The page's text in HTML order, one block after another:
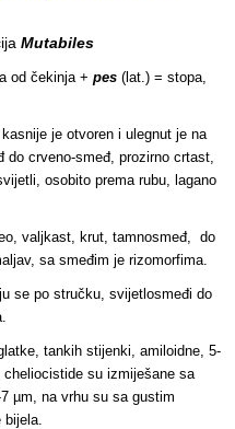
Mutabiles
od čekinja + pes (lat.) = stopa,
je otvoren i ulegnut je na
do crveno-smeđ, prozirno crtast,
osobito prema rubu, lagano
valjkast, krut, tamnosmeđ, do
sa smeđim je rizomorfima.
se po stručku, svijetlosmeđi do
tankih stijenki, amiloidne, 5-
su izmiješane sa
µm, na vrhu su sa gustim
bijela.